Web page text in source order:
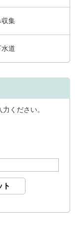
収集
道
ください。